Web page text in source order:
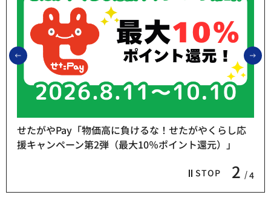
前のスライドを表示
STOP 2 4
せたがやPay「物価高に負けるな！せたがやくらし応
援キャンペーン第2弾（最大10％ポイント還元）」